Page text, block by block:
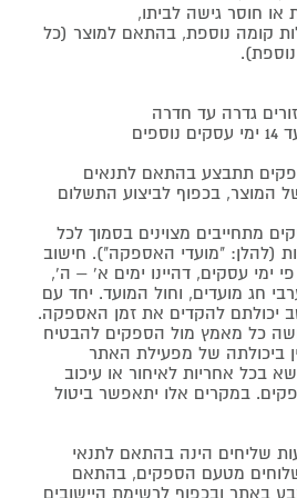
חוסר גישה לביתו,
קומה נוספת, בהתאם למוצר (כל
גדרה עד חדרה
תתבצע בהתאם לתנאים
המוצר, בכפוף לביצוע התשלום
מתחייבים מצוינים בסמוך לכל
(להלן: "מועדי האספקה"). חישוב
ימי עסקים, דהיינו ימים א' – ה',
חג מועדים, וחול המועד. יחד עם
יכולתם להקדים את זמן האספקה.
כל מאמץ מול הספקים להבטיח
ביכולתה של מפעילת האתר
בכל אחריות לאיחור או עיכוב
במקרים אלו יתאפשר ביטול
שליחים הינה בהתאם לתנאי
מטעם הספקים, בהתאם
באתר ובכפוף לרשימת היישובים